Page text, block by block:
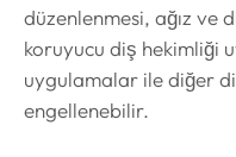
düzenlenmesi, ağız ve
koruyucu diş hekimliği
uygulamalar ile diğer
engellenebilir.